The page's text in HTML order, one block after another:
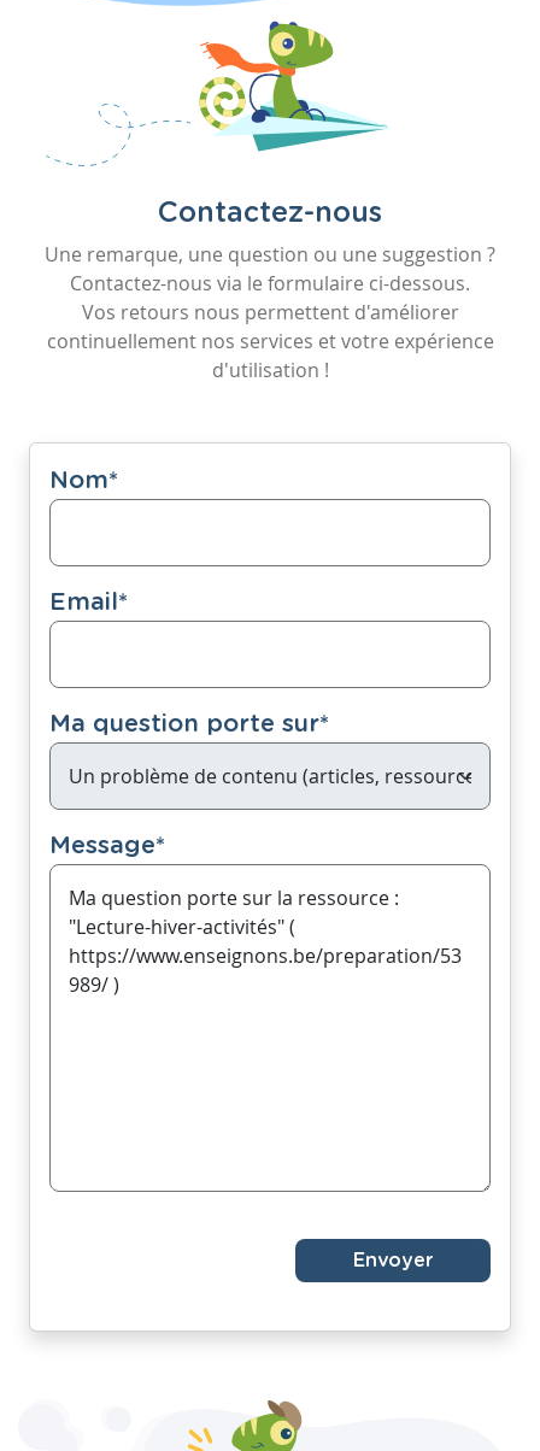
Contactez-nous
Une remarque, une question ou une suggestion ?
Contactez-nous via le formulaire ci-dessous.
Vos retours nous permettent d'améliorer
continuellement nos services et votre expérience
d'utilisation !
Nom*
Email*
Ma question porte sur*
Message*
Envoyer